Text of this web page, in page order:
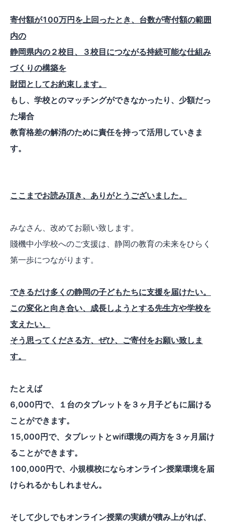
寄付額が100万円を上回ったとき、台数が寄付額の範囲
内の
静岡県内の２校目、３校目につながる持続可能な仕組み
づくりの構築を
財団としてお約束します。
もし、学校とのマッチングができなかったり、少額だっ
た場合
教育格差の解消のために責任を持って活用していきま
す。
ここまでお読み頂き、ありがとうございました。
みなさん、改めてお願い致します。
賤機中小学校へのご支援は、静岡の教育の未来をひらく
第一歩につながります。
できるだけ多くの静岡の子どもたちに支援を届けたい。
この変化と向き合い、成長しようとする先生方や学校を
支えたい。
そう思ってくださる方、ぜひ、ご寄付をお願い致しま
す。
たとえば
6,000円で、１台のタブレットを３ヶ月子どもに届ける
ことができます。
15,000円で、タブレットとwifi環境の両方を３ヶ月届け
ることができます。
100,000円で、小規模校にならオンライン授業環境を届
けられるかもしれません。
そして少しでもオンライン授業の実績が積み上がれば、